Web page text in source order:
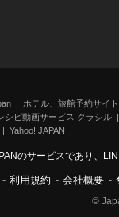
ホテル、旅館予約サイ
シピ動画サービス クラシル
Yahoo! JAPAN
のサービスであり、
- 利用規約 - 会社概要 -
©